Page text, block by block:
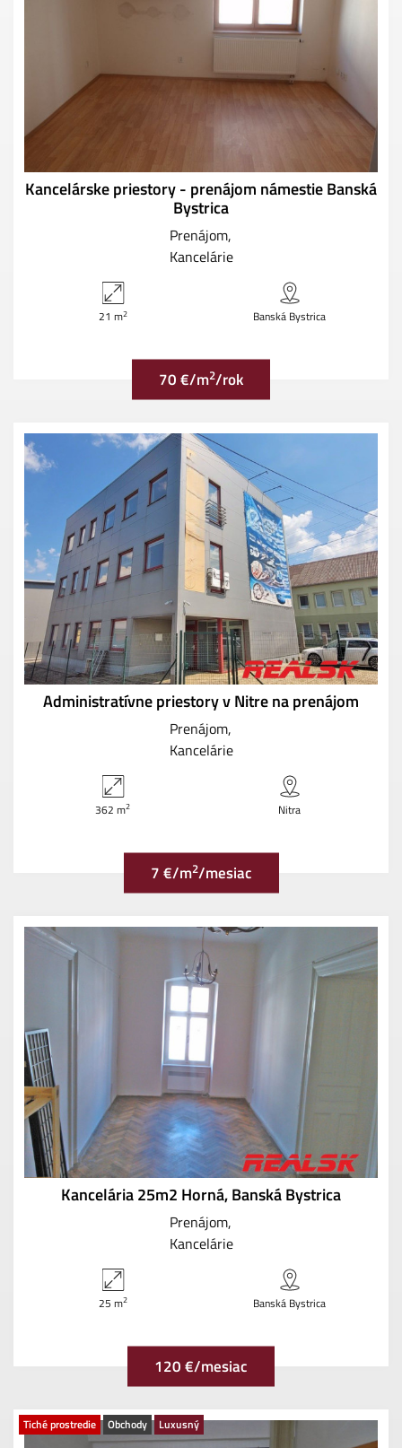
Kancelárske priestory - prenájom námestie Banská
Bystrica
Prenájom
Kancelárie
21 m2 Banská Bystrica
70 €/m2/rok
Administratívne priestory v Nitre na prenájom
Prenájom
Kancelárie
362 m2 Nitra
7 €/m2/mesiac
Kancelária 25m2 Horná, Banská Bystrica
Prenájom
Kancelárie
25 m2 Banská Bystrica
120 €/mesiac
Tiché prostredie Obchody Luxusný